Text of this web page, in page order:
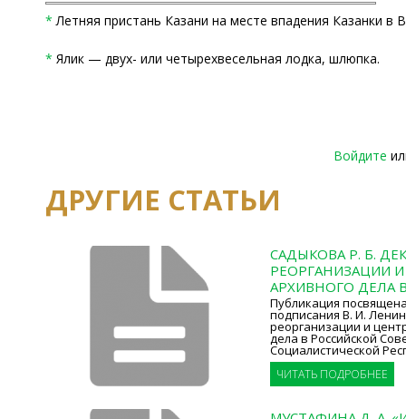
* Летняя пристань Казани на месте впадения Казанки в
* Ялик — двух- или четырехвесельная лодка, шлюпка.
Войдите
ДРУГИЕ СТАТЬИ
САДЫКОВА Р. Б.
РЕОРГАНИЗАЦИИ
АРХИВНОГО ДЕЛА
Публикация
подписания В. И.
реорганизации и
дела в Российской
Социалистической
ЧИТАТЬ ПОДРОБНЕЕ